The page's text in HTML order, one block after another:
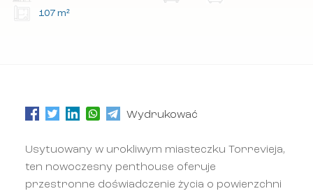
107 m²
Wydrukować
Usytuowany w urokliwym miasteczku Torrevieja,
ten nowoczesny penthouse oferuje
przestronne doświadczenie życia o powierzchni